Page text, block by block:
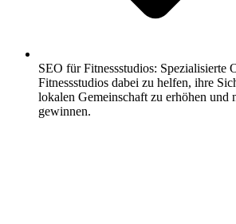
SEO für Fitnessstudios: Spezialisierte
Fitnessstudios dabei zu helfen, ihre
lokalen Gemeinschaft zu erhöhen und
gewinnen.